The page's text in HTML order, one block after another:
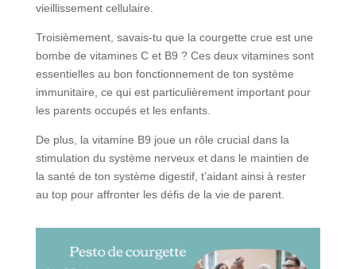
vieillissement cellulaire.
Troisièmement, savais-tu que la courgette crue est une
bombe de vitamines C et B9 ? Ces deux vitamines sont
essentielles au bon fonctionnement de ton système
immunitaire, ce qui est particulièrement important pour
les parents occupés et les enfants.
De plus, la vitamine B9 joue un rôle crucial dans la
stimulation du système nerveux et dans le maintien de
la santé de ton système digestif, t’aidant ainsi à rester
au top pour affronter les défis de la vie de parent.